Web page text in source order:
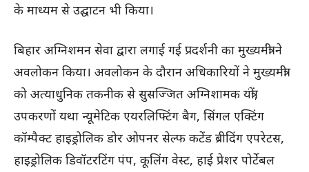
के माध्यम से उद्घाटन भी किया।
बिहार अग्निशमन सेवा द्वारा लगाई गई प्रदर्शनी का मुख्यमंत्री ने
अवलोकन किया। अवलोकन के दौरान अधिकारियों ने मुख्यमंत्री
को अत्याधुनिक तकनीक से सुसज्जित अग्निशामक यंत्रों,
उपकरणों यथा न्यूमेटिक एयरलिफ्टिंग बैग, सिंगल एक्टिंग
कॉम्पैक्ट हाइड्रोलिक डोर ओपनर सेल्फ कटेंड ब्रीदिंग एपरेटस,
हाइड्रोलिक डिवॉटरटिंग पंप, कूलिंग वेस्ट, हाई प्रेशर पोर्टेबल